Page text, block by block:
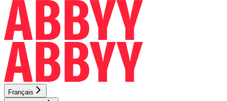
Français